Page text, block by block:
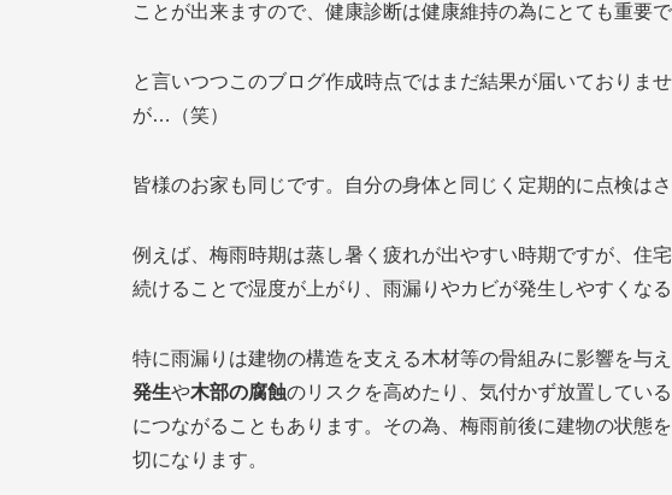
ことが出来ますので、健康診断は健康維持の為にとても重要で
と言いつつこのブログ作成時点ではまだ結果が届いておりま
が…（笑）
皆様のお家も同じです。自分の身体と同じく定期的に点検は
例えば、梅雨時期は蒸し暑く疲れが出やすい時期ですが、住
続けることで湿度が上がり、雨漏りやカビが発生しやすくなる
特に雨漏りは建物の構造を支える木材等の骨組みに影響を与
発生や木部の腐蝕のリスクを高めたり、気付かず放置してい
につながることもあります。その為、梅雨前後に建物の状態
切になります。